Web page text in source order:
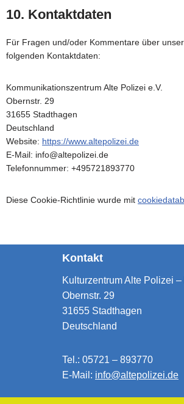
10. Kontaktdaten
Für Fragen und/oder Kommentare über
folgenden Kontaktdaten:
Kommunikationszentrum Alte Polizei e.V.
Obernstr. 29
31655 Stadthagen
Deutschland
Website: https://www.altepolizei.de
E-Mail: info@altepolizei.de
Telefonnummer: +495721893770
Diese Cookie-Richtlinie wurde mit
Kontakt
Kulturzentrum Alte Polizei
Obernstr. 29
31655 Stadthagen
Deutschland
Tel.: 05721 – 893770
E-Mail: info@altepolizei.de